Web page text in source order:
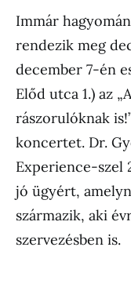
Immár
rendezik meg
december 7-én
Előd utca 1.) az
rászorulóknak
koncertet. Dr.
Experience-szel
jó ügyért,
származik, aki
szervezésben is.